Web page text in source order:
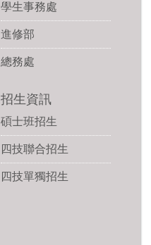
學生事務處
進修部
總務處
招生資訊
碩士班招生
四技聯合招生
四技單獨招生